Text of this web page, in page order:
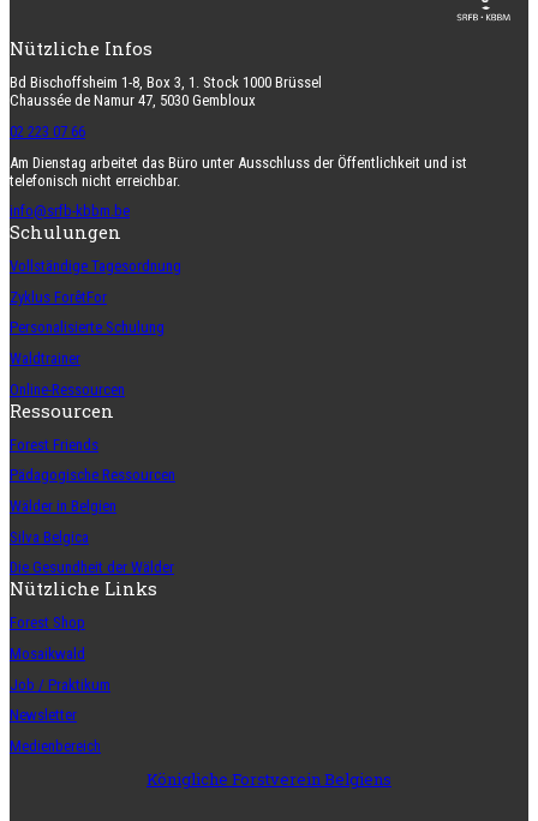
Nützliche Infos
Bd Bischoffsheim 1-8, Box 3, 1. Stock 1000 Brüssel
Chaussée de Namur 47, 5030 Gembloux
02 223 07 66
Am Dienstag arbeitet das Büro unter Ausschluss der Öffentlichkeit und ist
telefonisch nicht erreichbar.
info@srfb-kbbm.be
Schulungen
Vollständige Tagesordnung
Zyklus ForêtFor
Personalisierte Schulung
Waldtrainer
Online-Ressourcen
Ressourcen
Forest Friends
Pädagogische Ressourcen
Wälder in Belgien
Silva Belgica
Die Gesundheit der Wälder
Nützliche Links
Forest Shop
Mosaikwald
Job / Praktikum
Newsletter
Medienbereich
Königliche Forstverein Belgiens